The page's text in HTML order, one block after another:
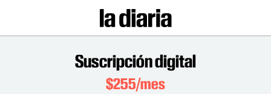
Suscripción digital
$255/mes